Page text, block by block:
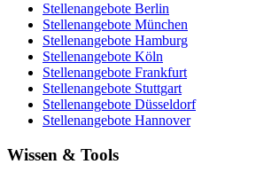
Stellenangebote Berlin
Stellenangebote München
Stellenangebote Hamburg
Stellenangebote Köln
Stellenangebote Frankfurt
Stellenangebote Stuttgart
Stellenangebote Düsseldorf
Stellenangebote Hannover
Wissen & Tools